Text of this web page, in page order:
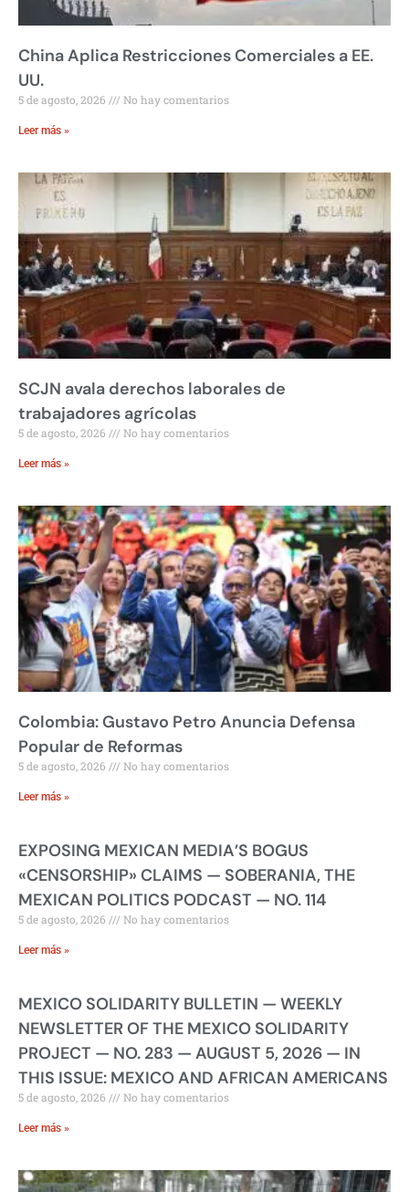
China Aplica Restricciones Comerciales a EE.
UU.
5 de agosto, 2026 No hay comentarios
Leer más »
SCJN avala derechos laborales de
trabajadores agrícolas
5 de agosto, 2026 No hay comentarios
Leer más »
Colombia: Gustavo Petro Anuncia Defensa
Popular de Reformas
5 de agosto, 2026 No hay comentarios
Leer más »
EXPOSING MEXICAN MEDIA’S BOGUS
«CENSORSHIP» CLAIMS — SOBERANIA, THE
MEXICAN POLITICS PODCAST — NO. 114
5 de agosto, 2026 No hay comentarios
Leer más »
MEXICO SOLIDARITY BULLETIN — WEEKLY
NEWSLETTER OF THE MEXICO SOLIDARITY
PROJECT — NO. 283 — AUGUST 5, 2026 — IN
THIS ISSUE: MEXICO AND AFRICAN AMERICANS
5 de agosto, 2026 No hay comentarios
Leer más »